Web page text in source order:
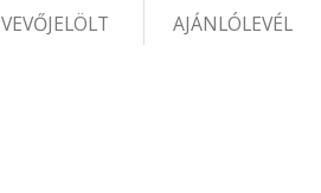
VEVŐJELÖLT AJÁNLÓLEVÉL